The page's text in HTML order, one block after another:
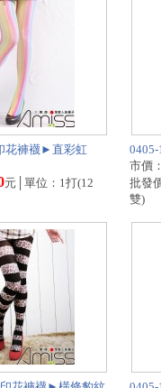
花褲襪►直彩虹
元│單位：1打(12
市價：
批發
雙)